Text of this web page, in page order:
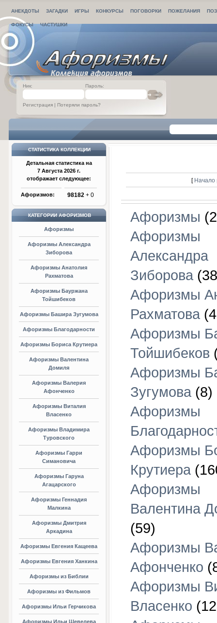
АНЕКДОТЫ ЗАГАДКИ ИГРЫ КОНКУРСЫ ПОГОВОРКИ ПОЖЕЛАНИЯ
ФОКУСЫ ЧАСТУШКИ
Ник: Пароль:
Регистрация | Потеряли пароль?
СТАТИСТИКА КОЛЛЕКЦИИ
Детальная статистика на
7 Августа 2026 г.
отображает следующее:
Афоризмов: 98182 + 0
КАТЕГОРИИ АФОРИЗМОВ
Афоризмы
Афоризмы Александра
Зиборова
Афоризмы Анатолия
Рахматова
Афоризмы Бауржана
Тойшибеков
Афоризмы Башира Зугумова
Афоризмы Благодарности
Афоризмы Бориса Крутиера
Афоризмы Валентина
Домиля
Афоризмы Валерия
Афонченко
Афоризмы Виталия
Власенко
Афоризмы Владимира
Туровского
Афоризмы Гарри
Симановича
Афоризмы Гаруна
Агацарского
Афоризмы Геннадия
Малкина
Афоризмы Дмитрия
Аркадина
Афоризмы Евгения Кащеева
Афоризмы Евгения Ханкина
Афоризмы из Библии
Афоризмы из Фильмов
Афоризмы Ильи Герчикова
Афоризмы Ильи Шевелева
[ Начало
Афоризмы
Афоризмы
Александра
Зиборова
Афоризмы
Рахматова
Афоризмы
Тойшибеков
Афоризмы
Зугумова (8)
Афоризмы
Афоризмы
Крутиера
Афоризмы
Валентина
(59)
Афоризмы
Афонченко
Афоризмы
Власенко